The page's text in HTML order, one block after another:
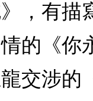
，有描
的《你
交涉的